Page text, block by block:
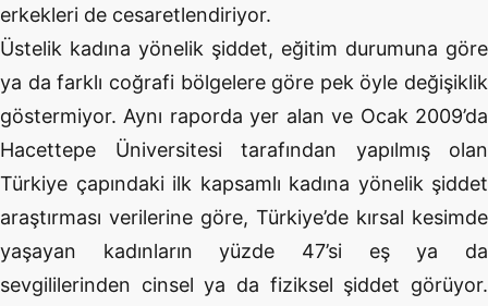
erkekleri de cesaretlendiriyor.
Üstelik kadına yönelik şiddet, eğitim durumuna göre
ya da farklı coğrafi bölgelere göre pek öyle değişiklik
göstermiyor. Aynı raporda yer alan ve Ocak 2009’da
Hacettepe Üniversitesi tarafından yapılmış olan
Türkiye çapındaki ilk kapsamlı kadına yönelik şiddet
araştırması verilerine göre, Türkiye’de kırsal kesimde
yaşayan kadınların yüzde 47’si eş ya da
sevgililerinden cinsel ya da fiziksel şiddet görüyor.